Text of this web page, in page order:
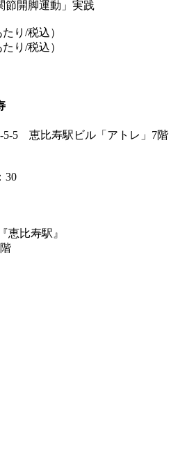
節開脚運動」実践
り/税込）
り/税込）
5 恵比寿駅ビル「アトレ」7階
30
恵比寿駅』